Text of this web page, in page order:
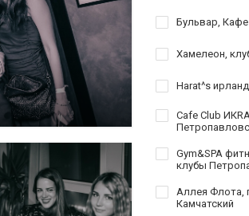
Бульвар,
Хамелеон,
Harat^s
Cafe Club
Gym&SPA
клубы
Аллея Флота,
Камчатский